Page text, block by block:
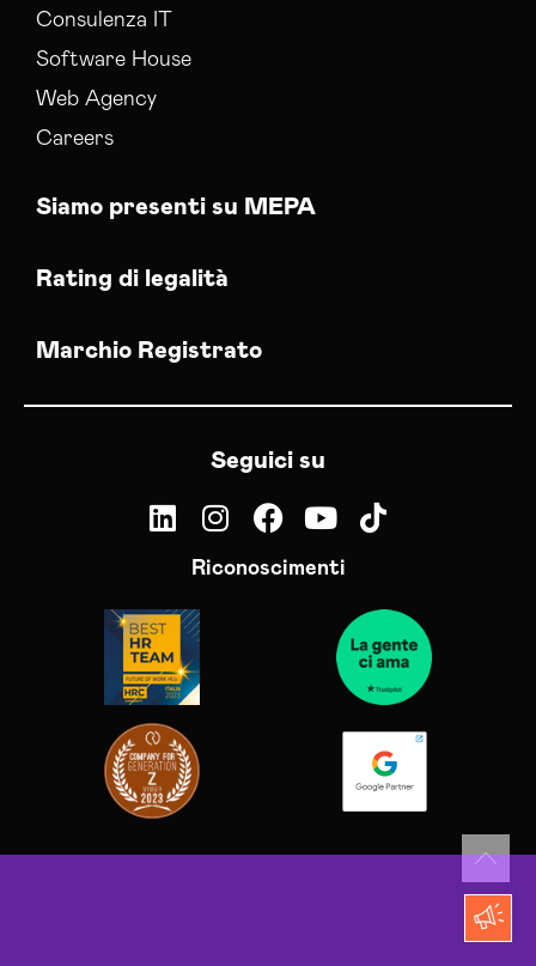
Consulenza IT
Software House
Web Agency
Careers
Siamo presenti su MEPA
Rating di legalità
Marchio Registrato
Seguici su
Riconoscimenti